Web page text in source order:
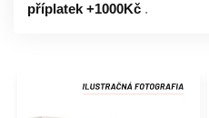
příplatek +1000Kč .